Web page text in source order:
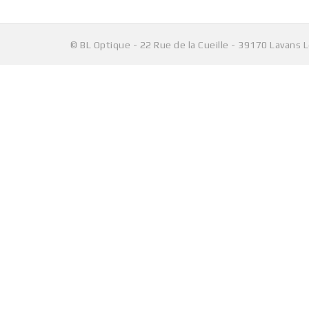
© BL Optique - 22 Rue de la Cueille - 39170